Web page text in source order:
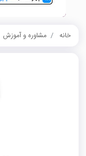
خانه مشاوره و آموزش